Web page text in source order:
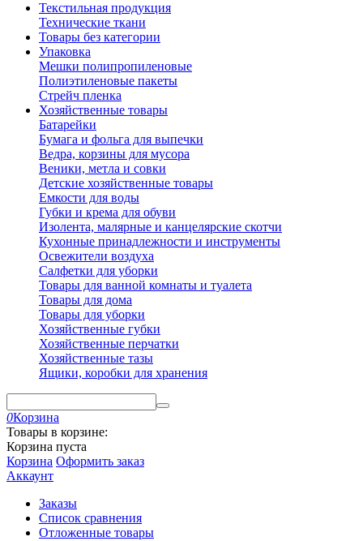
Текстильная продукция
Технические ткани
Товары без категории
Упаковка
Мешки полипропиленовые
Полиэтиленовые пакеты
Стрейч пленка
Хозяйственные товары
Батарейки
Бумага и фольга для выпечки
Ведра, корзины для мусора
Веники, метла и совки
Детские хозяйственные товары
Емкости для воды
Губки и крема для обуви
Изолента, малярные и канцелярские скотчи
Кухонные принадлежности и инструменты
Освежители воздуха
Салфетки для уборки
Товары для ванной комнаты и туалета
Товары для дома
Товары для уборки
Хозяйственные губки
Хозяйственные перчатки
Хозяйственные тазы
Ящики, коробки для хранения
0Корзина
Товары в корзине:
Корзина пуста
Корзина Оформить заказ
Аккаунт
Заказы
Список сравнения
Отложенные товары